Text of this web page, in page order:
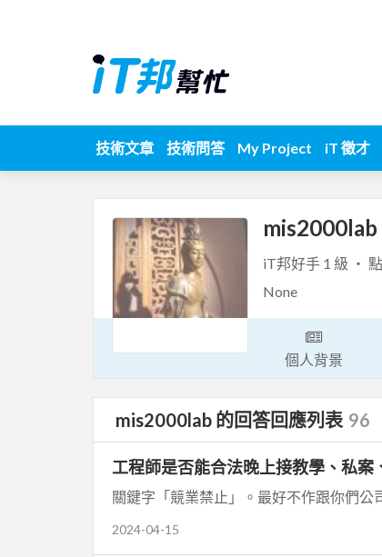
技術文章 技術問答 My Project iT 徵才
mis2000lab
iT邦好手 1 級 ‧
None
個人背景
mis2000lab 的回答回應列表 96
工程師是否能合法晚上接教學、私案
關鍵字「競業禁止」。最好不作跟你們公
2024-04-15